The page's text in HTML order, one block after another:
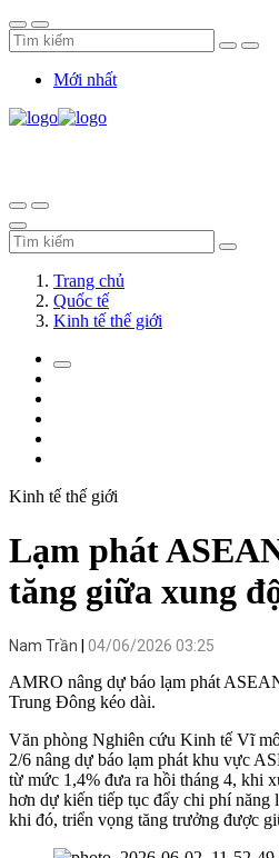
Mới nhất
Trang chủ
Quốc tế
Kinh tế thế giới
Kinh tế thế giới
Lạm phát
tăng giữa xung
Nam Trần 04/06/2026 03:25
AMRO nâng dự báo lạm phát
Trung Đông kéo dài.
Văn phòng Nghiên cứu Kinh tế Vĩ
2/6 nâng dự báo lạm phát khu vực
từ mức 1,4% đưa ra hồi tháng 4, khi
hơn dự kiến tiếp tục đẩy chi phí năng
khi đó, triển vọng tăng trưởng được